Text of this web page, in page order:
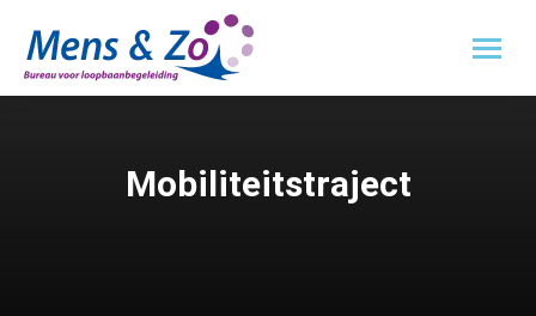
Mobiliteitstraject